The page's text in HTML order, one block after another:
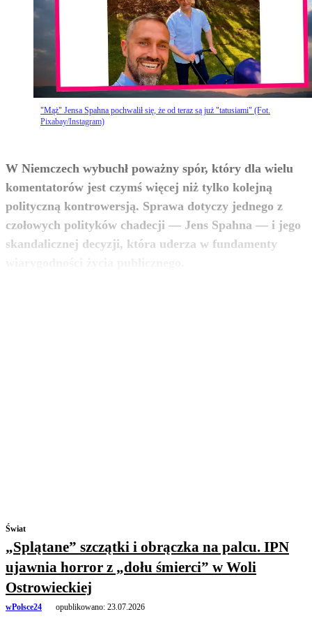
"Mąż" Jensa Spahna pochwalił się, że od teraz są już "tatusiami" (Fot.
Pixabay/Instagram)
W Niemczech wybuchł poważny spór, który dla wielu
komentatorów jest czymś więcej niż tylko kolejną
polityczną kontrowersją. Sprawa dotyczy jednego z
czołowych polityków chadecji — Jens Spahna — i jego
skandalicznej decyzji, która uderza w fundamenty
zobacz więcej
Świat
„Splątane” szczątki i obrączka na palcu. IPN
ujawnia horror z „dołu śmierci” w Woli
Ostrowieckiej
wPolsce24 opublikowano: 23.07.2026